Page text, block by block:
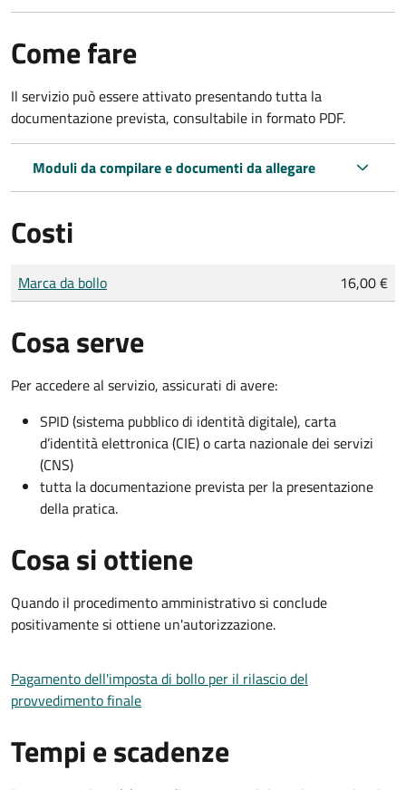
Come fare
Il servizio può essere attivato presentando tutta la
documentazione prevista, consultabile in formato PDF.
Moduli da compilare e documenti da allegare
Costi
Tipo di pagamento
Importo
Marca da bollo 16,00 €
Cosa serve
Per accedere al servizio, assicurati di avere:
SPID (sistema pubblico di identità digitale), carta
d’identità elettronica (CIE) o carta nazionale dei servizi
(CNS)
tutta la documentazione prevista per la presentazione
della pratica.
Cosa si ottiene
Quando il procedimento amministrativo si conclude
positivamente si ottiene un'autorizzazione.
Pagamento dell'imposta di bollo per il rilascio del
provvedimento finale
Tempi e scadenze